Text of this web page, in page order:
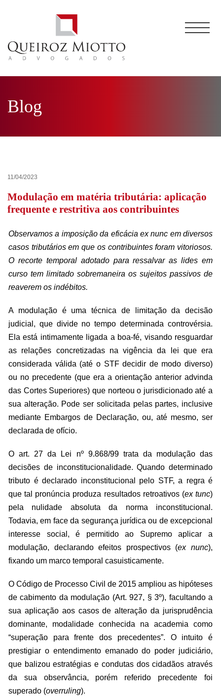
Blog
11/04/2023
Modulação em matéria tributária: aplicação
frequente e restritiva aos contribuintes
Observamos a imposição da eficácia ex nunc em diversos
casos tributários em que os contribuintes foram vitoriosos.
O recorte temporal adotado para ressalvar as lides em
curso tem limitado sobremaneira os sujeitos passivos de
reaverem os indébitos.
A modulação é uma técnica de limitação da decisão
judicial, que divide no tempo determinada controvérsia.
Ela está intimamente ligada a boa-fé, visando resguardar
as relações concretizadas na vigência da lei que era
considerada válida (até o STF decidir de modo diverso)
ou no precedente (que era a orientação anterior advinda
das Cortes Superiores) que norteou o jurisdicionado até a
sua alteração. Pode ser solicitada pelas partes, inclusive
mediante Embargos de Declaração, ou, até mesmo, ser
declarada de ofício.
O art. 27 da Lei nº 9.868/99 trata da modulação das
decisões de inconstitucionalidade. Quando determinado
tributo é declarado inconstitucional pelo STF, a regra é
que tal pronúncia produza resultados retroativos (ex tunc)
pela nulidade absoluta da norma inconstitucional.
Todavia, em face da segurança jurídica ou de excepcional
interesse social, é permitido ao Supremo aplicar a
modulação, declarando efeitos prospectivos (ex nunc),
fixando um marco temporal casuisticamente.
O Código de Processo Civil de 2015 ampliou as hipóteses
de cabimento da modulação (Art. 927, § 3º), facultando a
sua aplicação aos casos de alteração da jurisprudência
dominante, modalidade conhecida na academia como
“superação para frente dos precedentes”. O intuito é
prestigiar o entendimento emanado do poder judiciário,
que balizou estratégias e condutas dos cidadãos através
da sua observância, porém referido precedente foi
superado (overruling).